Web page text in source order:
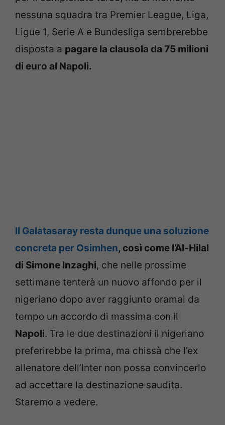
nessuna squadra tra Premier League, Liga,
Ligue 1, Serie A e Bundesliga sembrerebbe
disposta a pagare la clausola da 75 milioni
di euro al Napoli.
Il Galatasaray resta dunque una soluzione
concreta per Osimhen, così come l’Al-Hilal
di Simone Inzaghi, che nelle prossime
settimane tenterà un nuovo affondo per il
nigeriano dopo aver raggiunto oramai da
tempo un accordo di massima con il
Napoli. Tra le due destinazioni il nigeriano
preferirebbe la prima, ma chissà che l’ex
allenatore dell’Inter non possa convincerlo
ad accettare la destinazione saudita.
Staremo a vedere.